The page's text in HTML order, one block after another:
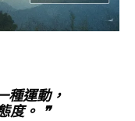
種運動，
度。 ❞